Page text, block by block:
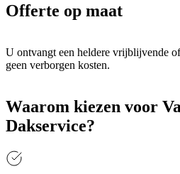
Offerte op maat
U ontvangt een heldere vrijblijvende
geen verborgen kosten.
Waarom kiezen voor
Dakservice?